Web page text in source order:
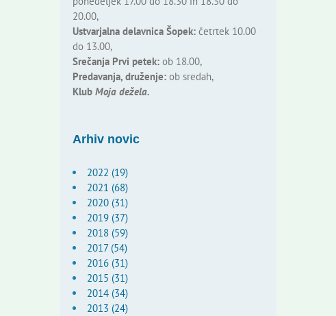
20.00,
Ustvarjalna delavnica Šopek:četrtek 10.00
do 13.00,
Srečanja Prvi petek:ob 18.00,
Predavanja, druženje:ob sredah,
Klub Moja dežela.
Arhiv novic
2022 (19)
2021 (68)
2020 (31)
2019 (37)
2018 (59)
2017 (54)
2016 (31)
2015 (31)
2014 (34)
2013 (24)